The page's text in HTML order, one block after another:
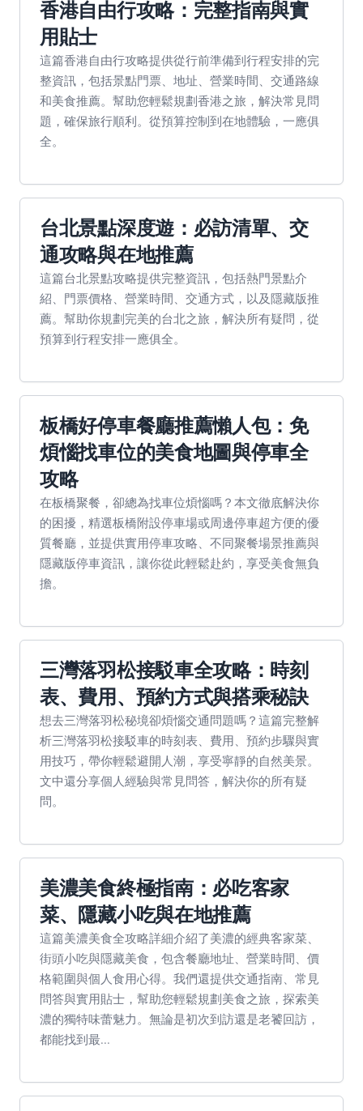
香港自由行攻略：完整指南與實
用貼士
這篇香港自由行攻略提供從行前準備到行程安排的完
整資訊，包括景點門票、地址、營業時間、交通路線
和美食推薦。幫助您輕鬆規劃香港之旅，解決常見問
題，確保旅行順利。從預算控制到在地體驗，一應俱
全。
台北景點深度遊：必訪清單、交
通攻略與在地推薦
這篇台北景點攻略提供完整資訊，包括熱門景點介
紹、門票價格、營業時間、交通方式，以及隱藏版推
薦。幫助你規劃完美的台北之旅，解決所有疑問，從
預算到行程安排一應俱全。
板橋好停車餐廳推薦懶人包：免
煩惱找車位的美食地圖與停車全
攻略
在板橋聚餐，卻總為找車位煩惱嗎？本文徹底解決你
的困擾，精選板橋附設停車場或周邊停車超方便的優
質餐廳，並提供實用停車攻略、不同聚餐場景推薦與
隱藏版停車資訊，讓你從此輕鬆赴約，享受美食無負
擔。
三灣落羽松接駁車全攻略：時刻
表、費用、預約方式與搭乘秘訣
想去三灣落羽松秘境卻煩惱交通問題嗎？這篇完整解
析三灣落羽松接駁車的時刻表、費用、預約步驟與實
用技巧，帶你輕鬆避開人潮，享受寧靜的自然美景。
文中還分享個人經驗與常見問答，解決你的所有疑
問。
美濃美食終極指南：必吃客家
菜、隱藏小吃與在地推薦
這篇美濃美食全攻略詳細介紹了美濃的經典客家菜、
街頭小吃與隱藏美食，包含餐廳地址、營業時間、價
格範圍與個人食用心得。我們還提供交通指南、常見
問答與實用貼士，幫助您輕鬆規劃美食之旅，探索美
濃的獨特味蕾魅力。無論是初次到訪還是老饕回訪，
都能找到最...